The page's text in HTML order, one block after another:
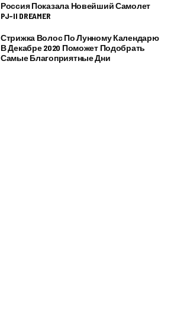
Россия Показала Новейший Самолет
PJ–II DREAMER
Стрижка Волос По Лунному Календарю
В Декабре 2020 Поможет Подобрать
Самые Благоприятные Дни